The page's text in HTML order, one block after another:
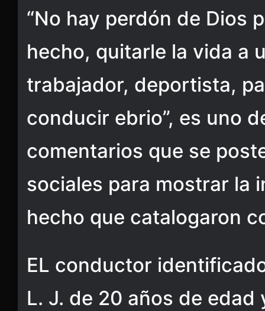
“No hay perdón de Dios
hecho, quitarle la vida a
trabajador, deportista,
conducir ebrio”, es uno
comentarios que se
sociales para mostrar la
hecho que catalogaron
EL conductor
L. J. de 20 años de